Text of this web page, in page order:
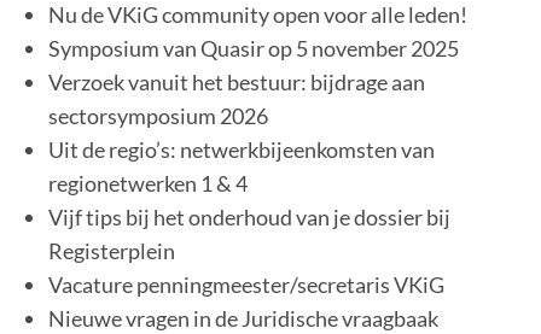
Nu de VKiG community open voor alle leden!
Symposium van Quasir op 5 november 2025
Verzoek vanuit het bestuur: bijdrage aan
sectorsymposium 2026
Uit de regio’s: netwerkbijeenkomsten van
regionetwerken 1 & 4
Vijf tips bij het onderhoud van je dossier bij
Registerplein
Vacature penningmeester/secretaris VKiG
Nieuwe vragen in de Juridische vraagbaak